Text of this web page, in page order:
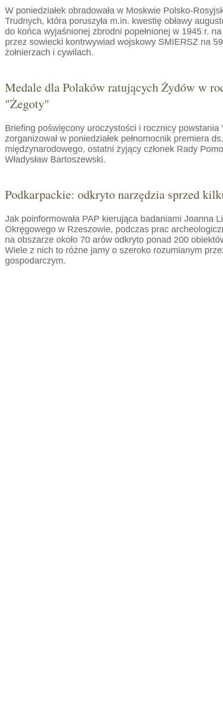
W poniedziałek obradowała w Moskwie Polsko-
Trudnych, która poruszyła m.in. kwestię obławy
do końca wyjaśnionej zbrodni popełnionej w 1945 r.
przez sowiecki kontrwywiad wojskowy SMIERSZ na
żołnierzach i cywilach.
Medale dla Polaków ratujących Żydów w
"Żegoty"
Briefing poświęcony uroczystości i rocznicy powstania
zorganizował w poniedziałek pełnomocnik premiera
międzynarodowego, ostatni żyjący członek Rady
Władysław Bartoszewski.
Podkarpackie: odkryto narzędzia sprzed
Jak poinformowała PAP kierująca badaniami Joanna
Okręgowego w Rzeszowie, podczas prac
na obszarze około 70 arów odkryto ponad 200
Wiele z nich to różne jamy o szeroko rozumianym
gospodarczym.